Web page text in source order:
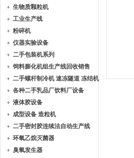
生物质颗粒机
工业生产线
粉碎机
仪器实验设备
二手包装机系列
饲料膨化机组生产线回收销售
二手螺杆制冷机 速冻隧道 冻结机
各种二手乳品厂饮料厂设备
液体胶设备
成型设备 造粒机
二手密封胶连续法自动生产线
环氧乙烷灭菌器
臭氧发生器